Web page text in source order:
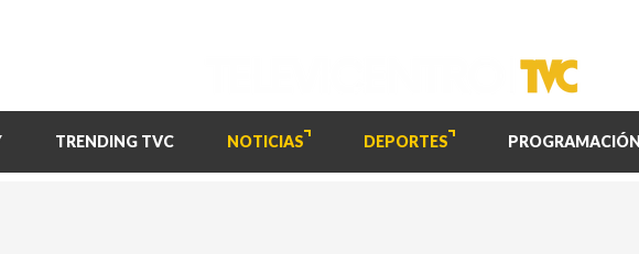
TRENDING TVC NOTICIAS DEPORTES PROGRAMACIÓN